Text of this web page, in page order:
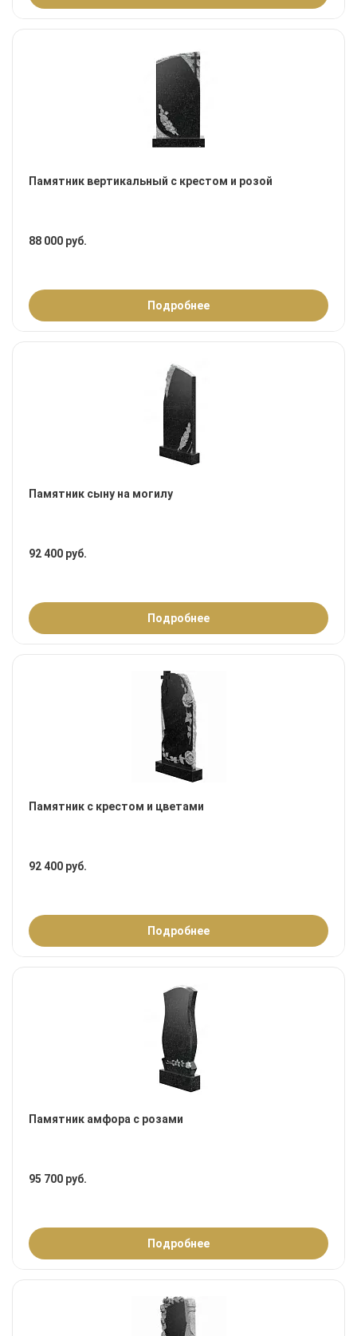
Памятник вертикальный с крестом и розой
88 000 руб.
Подробнее
Памятник сыну на могилу
92 400 руб.
Подробнее
Памятник с крестом и цветами
92 400 руб.
Подробнее
Памятник амфора с розами
95 700 руб.
Подробнее